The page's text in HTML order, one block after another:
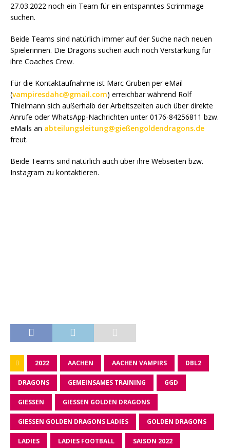
27.03.2022 noch ein Team für ein entspanntes Scrimmage
suchen.
Beide Teams sind natürlich immer auf der Suche nach neuen
Spielerinnen. Die Dragons suchen auch noch Verstärkung für
ihre Coaches Crew.
Für die Kontaktaufnahme ist Marc Gruben per eMail
(vampiresdahc@gmail.com) erreichbar während Rolf
Thielmann sich außerhalb der Arbeitszeiten auch über direkte
Anrufe oder WhatsApp-Nachrichten unter 0176-84256811 bzw.
eMails an abteilungsleitung@gießengoldendragons.de
freut.
Beide Teams sind natürlich auch über ihre Webseiten bzw.
Instagram zu kontaktieren.
2022 AACHEN AACHEN VAMPIRS DBL2
DRAGONS GEMEINSAMES TRAINING GGD
GIESSEN GIESSEN GOLDEN DRAGONS
GIESSEN GOLDEN DRAGONS LADIES GOLDEN DRAGONS
LADIES LADIES FOOTBALL SAISON 2022